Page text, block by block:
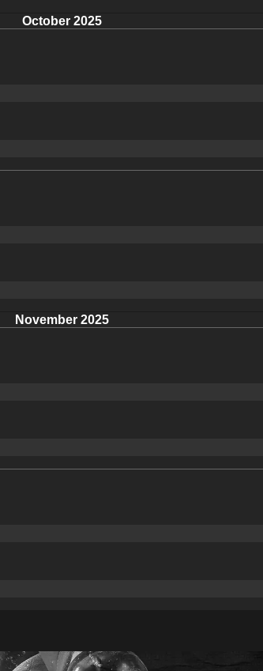
October 2025
November 2025